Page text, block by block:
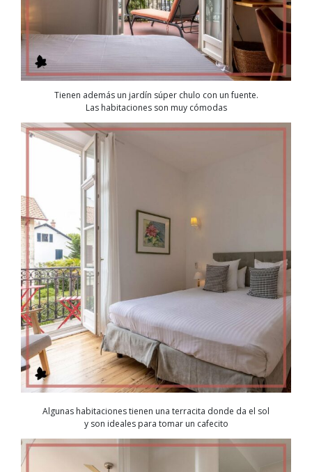
Tienen además un jardín súper chulo con un fuente.
Las habitaciones son muy cómodas
Algunas habitaciones tienen una terracita donde da el sol
y son ideales para tomar un cafecito